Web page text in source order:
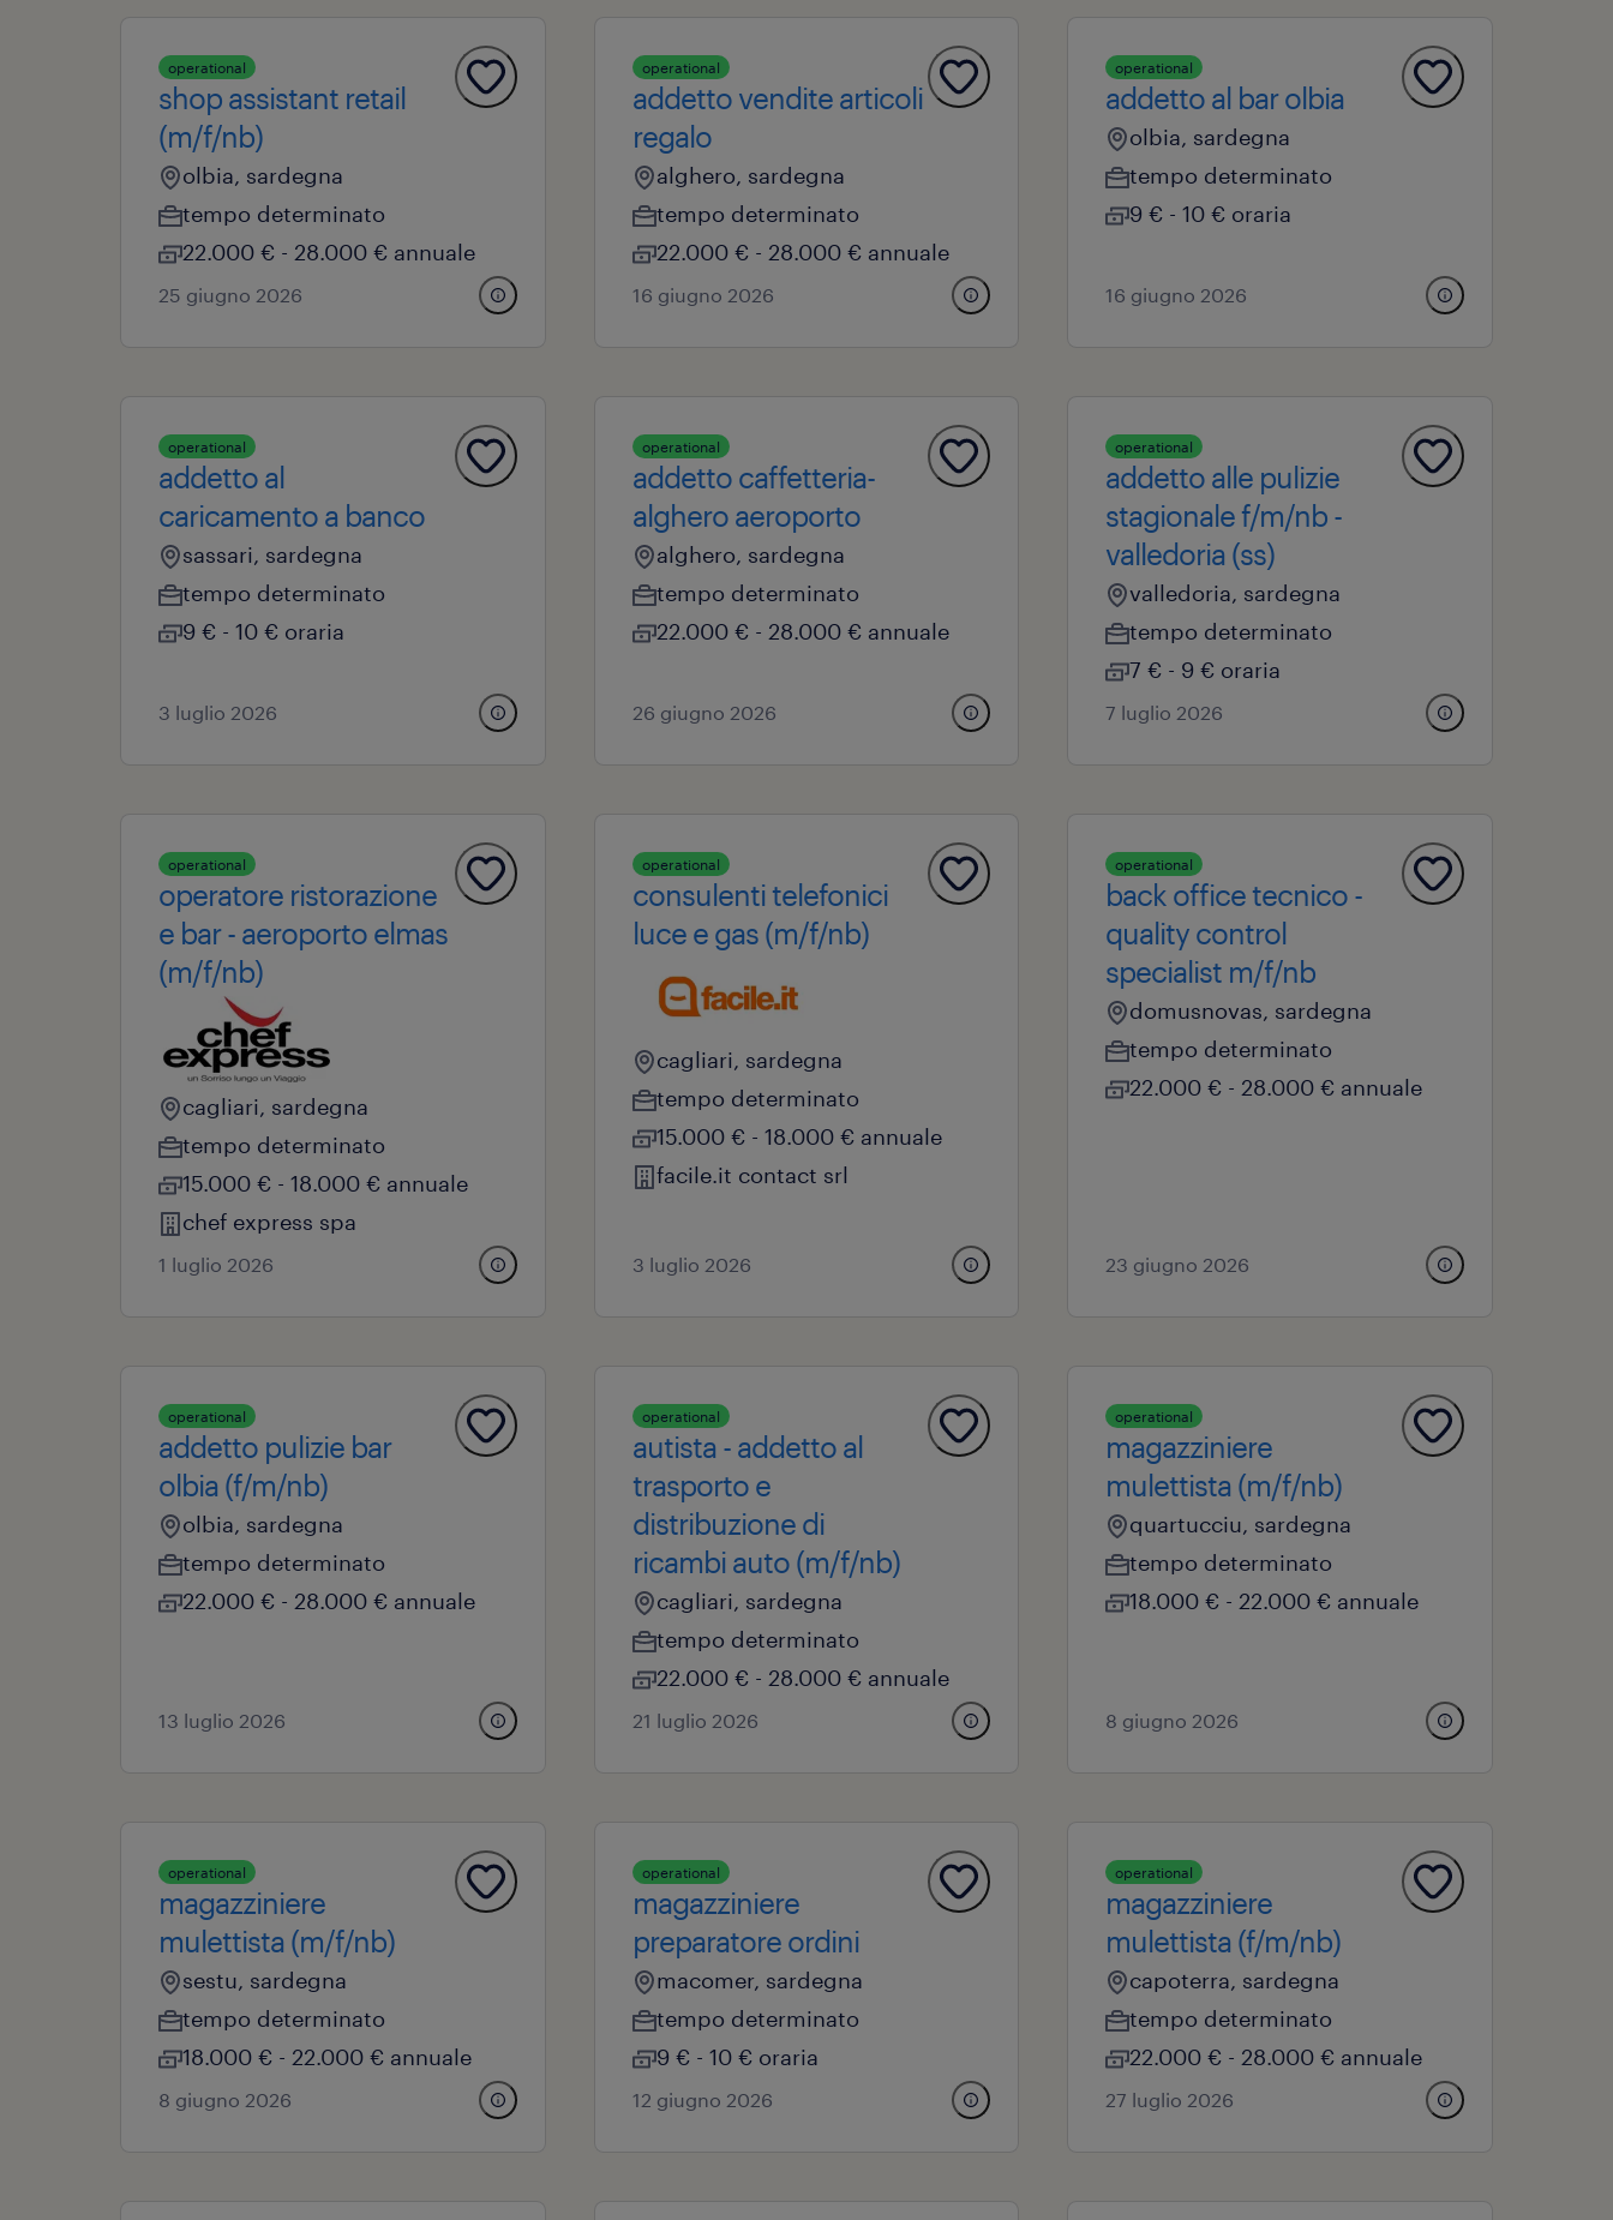
operational
shop assistant retail
(m/f/nb)
olbia, sardegna
tempo determinato
22.000 € - 28.000 € annuale
25 giugno 2026
operational
addetto vendite articoli
regalo
alghero, sardegna
tempo determinato
22.000 € - 28.000 € annuale
16 giugno 2026
operational
addetto al bar olbia
olbia, sardegna
tempo determinato
9 € - 10 € oraria
16 giugno 2026
operational
addetto al
caricamento a banco
sassari, sardegna
tempo determinato
9 € - 10 € oraria
3 luglio 2026
operational
addetto caffetteria-
alghero aeroporto
alghero, sardegna
tempo determinato
22.000 € - 28.000 € annuale
26 giugno 2026
operational
addetto alle pulizie
stagionale f/m/nb -
valledoria (ss)
valledoria, sardegna
tempo determinato
7 € - 9 € oraria
7 luglio 2026
operational
operatore ristorazione
e bar - aeroporto elmas
(m/f/nb)
cagliari, sardegna
tempo determinato
15.000 € - 18.000 € annuale
chef express spa
1 luglio 2026
operational
consulenti telefonici
luce e gas (m/f/nb)
cagliari, sardegna
tempo determinato
15.000 € - 18.000 € annuale
facile.it contact srl
3 luglio 2026
operational
back office tecnico -
quality control
specialist m/f/nb
domusnovas, sardegna
tempo determinato
22.000 € - 28.000 € annuale
23 giugno 2026
operational
addetto pulizie bar
olbia (f/m/nb)
olbia, sardegna
tempo determinato
22.000 € - 28.000 € annuale
13 luglio 2026
operational
autista - addetto al
trasporto e
distribuzione di
ricambi auto (m/f/nb)
cagliari, sardegna
tempo determinato
22.000 € - 28.000 € annuale
21 luglio 2026
operational
magazziniere
mulettista (m/f/nb)
quartucciu, sardegna
tempo determinato
18.000 € - 22.000 € annuale
8 giugno 2026
operational
magazziniere
mulettista (m/f/nb)
sestu, sardegna
tempo determinato
18.000 € - 22.000 € annuale
8 giugno 2026
operational
magazziniere
preparatore ordini
macomer, sardegna
tempo determinato
9 € - 10 € oraria
12 giugno 2026
operational
magazziniere
mulettista (f/m/nb)
capoterra, sardegna
tempo determinato
22.000 € - 28.000 € annuale
27 luglio 2026